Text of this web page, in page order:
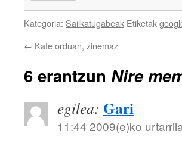
Kategoria: Sailkatugabeak Etiketak
← Kafe orduan, zinemaz
6 erantzun Nire
egilea: Gari
11:44 2009(e)ko